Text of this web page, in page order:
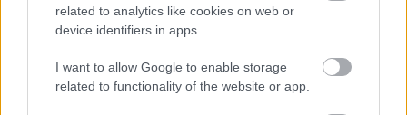
related to analytics like cookies on web or
device identifiers in apps.
I want to allow Google to enable storage
related to functionality of the website or app.